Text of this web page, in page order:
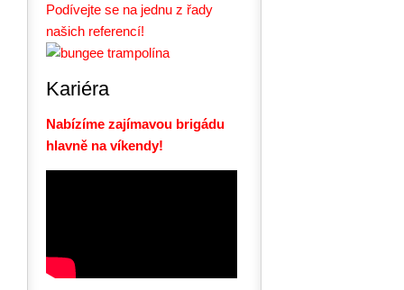
Podívejte se na jednu z řady
našich referencí!
Kariéra
Nabízíme zajímavou brigádu
hlavně na víkendy!